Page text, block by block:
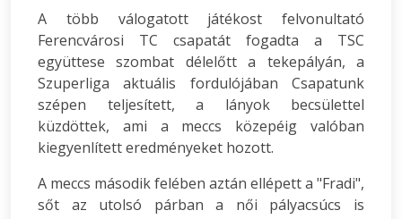
A több válogatott játékost felvonultató
Ferencvárosi TC csapatát fogadta a TSC
együttese szombat délelőtt a tekepályán, a
Szuperliga aktuális fordulójában Csapatunk
szépen teljesített, a lányok becsülettel
küzdöttek, ami a meccs közepéig valóban
kiegyenlített eredményeket hozott.
A meccs második felében aztán ellépett a "Fradi",
sőt az utolsó párban a női pályacsúcs is